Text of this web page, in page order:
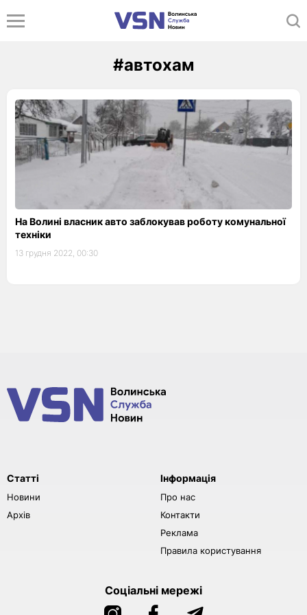
#автохам
На Волині власник авто заблокував роботу комунальної
техніки
13 грудня 2022, 00:30
Статті
Новини
Архів
Інформація
Про нас
Контакти
Реклама
Правила користування
Соціальні мережі